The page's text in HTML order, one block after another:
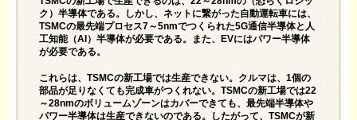
ク）半導体である。しかし、ネットに繋がった自動運転車には、
TSMCの最先端プロセス7～5nmでつくられた5G通信半導体と人
工知能（AI）半導体が必要である。また、EVにはパワー半導体
が必要である。
これらは、TSMCの新工場では生産できない。クルマは、1個の
部品が足りなくても完成車がつくれない。TSMCの新工場では22
～28nmのボリュームゾーンはカバーできても、最先端半導体や
パワー半導体は生産できないのである。したがって、TSMCが新